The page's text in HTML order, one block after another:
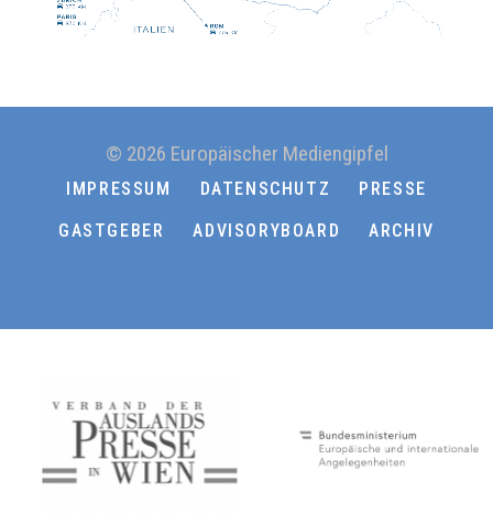
© 2026 Europäischer Mediengipfel
IMPRESSUM DATENSCHUTZ
PRESSE
GASTGEBER
ADVISORYBOARD ARCHIV